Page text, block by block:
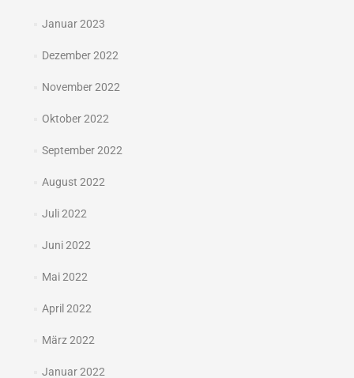
Januar 2023
Dezember 2022
November 2022
Oktober 2022
September 2022
August 2022
Juli 2022
Juni 2022
Mai 2022
April 2022
März 2022
Januar 2022